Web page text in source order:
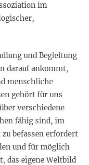
im
und Begleitung
darauf ankommt,
menschliche
gehört für uns
verschiedene
fähig sind, im
befassen erfordert
und für möglich
das eigene Weltbild